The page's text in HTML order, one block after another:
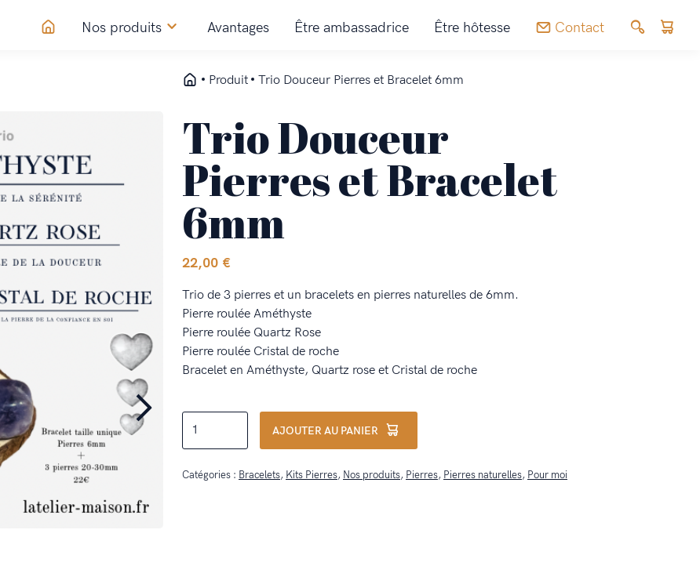
Nos produits Avantages Être ambassadrice Être hôtesse Contact
Produit Trio Douceur Pierres et Bracelet 6mm
Trio Douceur
Pierres et Bracelet
6mm
22,00 €
Trio de 3 pierres et un bracelets en pierres naturelles de 6mm.
Pierre roulée Améthyste
Pierre roulée Quartz Rose
Pierre roulée Cristal de roche
Bracelet en Améthyste, Quartz rose et Cristal de roche
quantité
Douceur
AJOUTER AU PANIER
Catégories : Bracelets, Kits Pierres, Nos produits, Pierres, Pierres naturelles, Pour moi